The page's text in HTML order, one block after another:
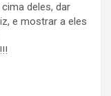
deles, dar
e mostrar a eles